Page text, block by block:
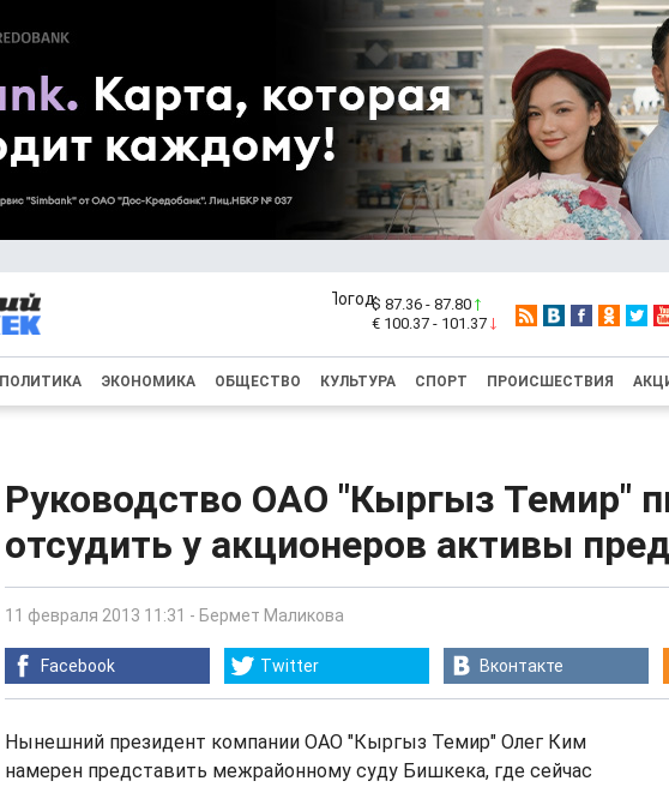
$ 87.36 - 87.80
€ 100.37 - 101.37
ПОЛИТИКА ЭКОНОМИКА ОБЩЕСТВО КУЛЬТУРА СПОРТ ПРОИСШЕСТВИЯ
Руководство ОАО "Кыргыз Темир"
отсудить у акционеров активы
11 февраля 2013 11:31 - Бермет Маликова
Facebook Twitter Вконтакте
Нынешний президент компании ОАО "Кыргыз Темир" Олег Ким
намерен представить межрайонному суду Бишкека, где сейчас